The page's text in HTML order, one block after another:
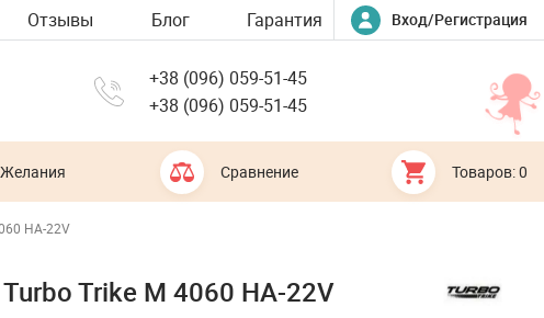
Отзывы Блог Гарантия Вход/Регистрация
+38 (096) 059-51-45
+38 (096) 059-51-45
Желания Сравнение Товаров: 0
HA-22V
Trike M 4060 HA-22V